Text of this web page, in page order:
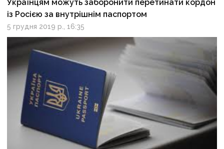
Українцям можуть заборонити перетинати кордон
із Росією за внутрішнім паспортом
5 грудня 2019 р., 16:35